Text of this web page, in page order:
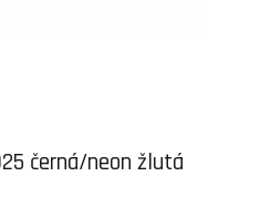
černá/neon žlutá